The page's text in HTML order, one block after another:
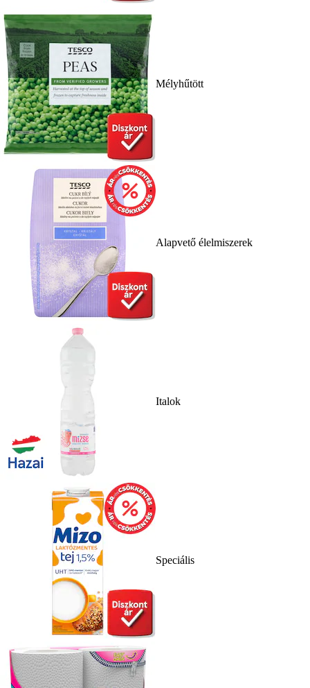
Mélyhűtött
Alapvető élelmiszerek
Italok
Speciális